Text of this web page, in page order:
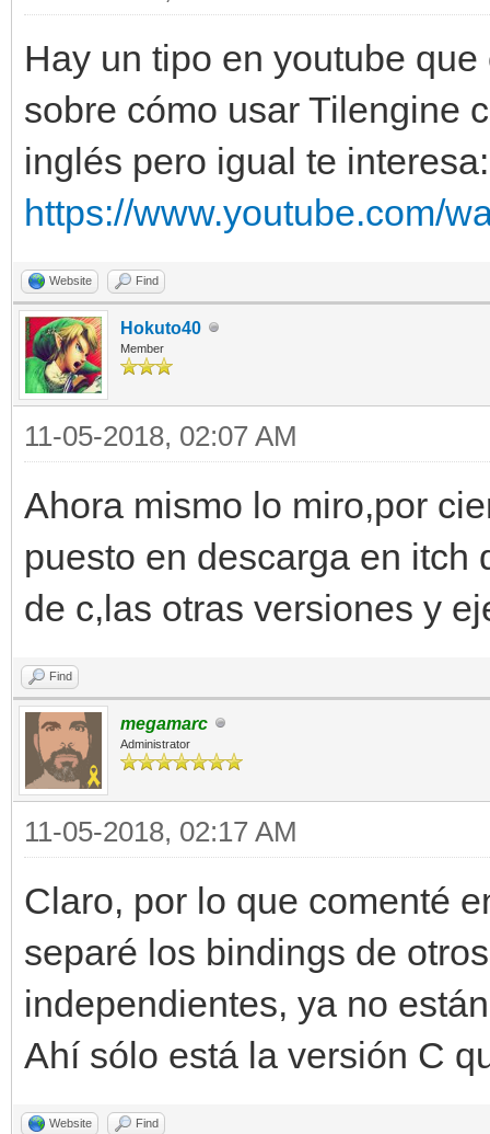
Hay un tipo en youtube
sobre cómo usar Tilengine
inglés pero igual te interesa:
https://www.youtube.com/
Website Find
Hokuto40
Member
11-05-2018, 02:07 AM
Ahora mismo lo miro,por
puesto en descarga en
de c,las otras versiones y
Find
megamarc
Administrator
11-05-2018, 02:17 AM
Claro, por lo que comenté
separé los bindings de
independientes, ya no
Ahí sólo está la versión C
Website Find